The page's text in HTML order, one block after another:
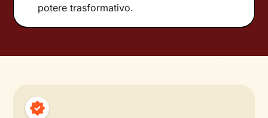
potere trasformativo.